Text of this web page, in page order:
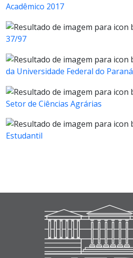
Acadêmico 2017
37/97
da Universidade Federal do Paraná
Setor de Ciências Agrárias
Estudantil